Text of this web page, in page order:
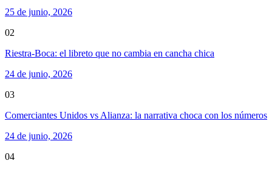
25 de junio, 2026
02
Riestra-Boca: el libreto que no cambia en cancha chica
24 de junio, 2026
03
Comerciantes Unidos vs Alianza: la narrativa choca con los números
24 de junio, 2026
04